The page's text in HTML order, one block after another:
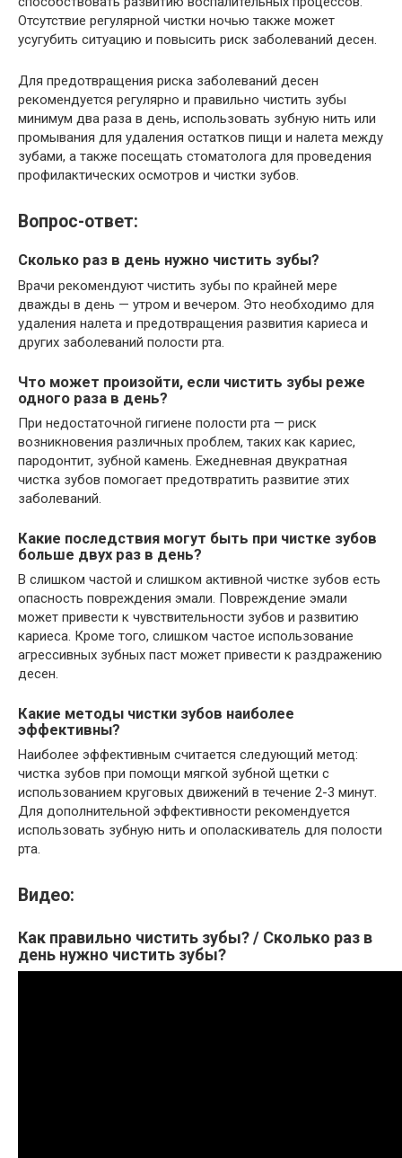
Отсутствие регулярной чистки ночью также может
усугубить ситуацию и повысить риск заболеваний десен.
Для предотвращения риска заболеваний десен
рекомендуется регулярно и правильно чистить зубы
минимум два раза в день, использовать зубную нить или
промывания для удаления остатков пищи и налета между
зубами, а также посещать стоматолога для проведения
профилактических осмотров и чистки зубов.
Вопрос-ответ:
Сколько раз в день нужно чистить зубы?
Врачи рекомендуют чистить зубы по крайней мере
дважды в день — утром и вечером. Это необходимо для
удаления налета и предотвращения развития кариеса и
других заболеваний полости рта.
Что может произойти, если чистить зубы реже
одного раза в день?
При недостаточной гигиене полости рта — риск
возникновения различных проблем, таких как кариес,
пародонтит, зубной камень. Ежедневная двукратная
чистка зубов помогает предотвратить развитие этих
заболеваний.
Какие последствия могут быть при чистке зубов
больше двух раз в день?
В слишком частой и слишком активной чистке зубов есть
опасность повреждения эмали. Повреждение эмали
может привести к чувствительности зубов и развитию
кариеса. Кроме того, слишком частое использование
агрессивных зубных паст может привести к раздражению
десен.
Какие методы чистки зубов наиболее
эффективны?
Наиболее эффективным считается следующий метод:
чистка зубов при помощи мягкой зубной щетки с
использованием круговых движений в течение 2-3 минут.
Для дополнительной эффективности рекомендуется
использовать зубную нить и ополаскиватель для полости
рта.
Видео:
Как правильно чистить зубы? / Сколько раз в
день нужно чистить зубы?